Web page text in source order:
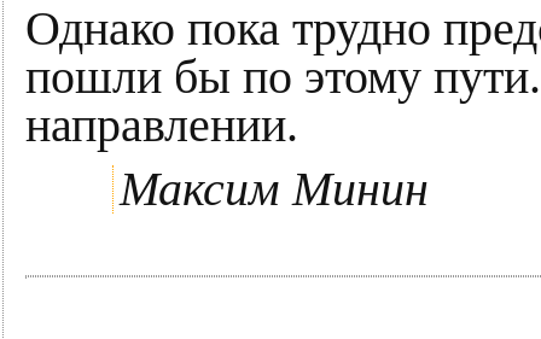
Однако пока трудно
пошли бы по этому
направлении.
Максим Минин